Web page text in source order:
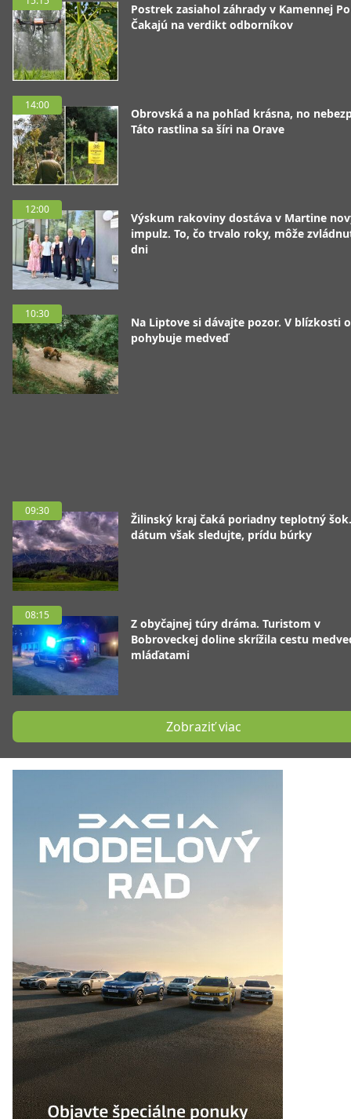
Postrek zasiahol záhrady v Kamennej
Čakajú na verdikt odborníkov
14:00
Obrovská a na pohľad krásna, no
Táto rastlina sa šíri na Orave
12:00
Výskum rakoviny dostáva v Martine
impulz. To, čo trvalo roky, môže
dni
10:30
Na Liptove si dávajte pozor. V blízkosti
pohybuje medveď
09:30
Žilinský kraj čaká poriadny teplotný
dátum však sledujte, prídu búrky
08:15
Z obyčajnej túry dráma. Turistom v
Bobroveckej doline skrížila cestu
mláďatami
Zobraziť viac